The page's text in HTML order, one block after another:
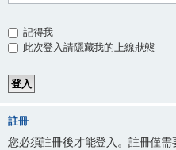
記得我
此次登入請隱藏我的上線狀態
註冊
您必須註冊後才能登入。註冊僅